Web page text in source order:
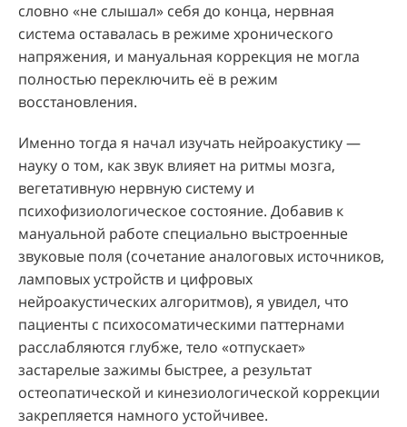
словно «не слышал» себя до конца, нервная
система оставалась в режиме хронического
напряжения, и мануальная коррекция не могла
полностью переключить её в режим
восстановления.
Именно тогда я начал изучать нейроакустику —
науку о том, как звук влияет на ритмы мозга,
вегетативную нервную систему и
психофизиологическое состояние. Добавив к
мануальной работе специально выстроенные
звуковые поля (сочетание аналоговых источников,
ламповых устройств и цифровых
нейроакустических алгоритмов), я увидел, что
пациенты с психосоматическими паттернами
расслабляются глубже, тело «отпускает»
застарелые зажимы быстрее, а результат
остеопатической и кинезиологической коррекции
закрепляется намного устойчивее.